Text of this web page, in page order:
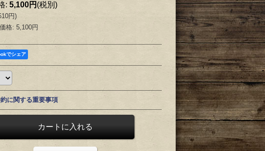
: 5,100円 (税別)
円)
格: 5,100円
でシェア
に関する重要事項